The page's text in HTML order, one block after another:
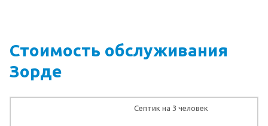
Стоимость обслуживания
Зорде
Септик на 3 человек